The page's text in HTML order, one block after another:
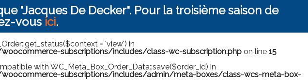
"Jacques De Decker". Pour la troisième saison de
vous ici.
= 'view') in
subscriptions/includes/class-wc-subscription.php on line 15
with WC_Meta_Box_Order_Data::save($order_id) in
subscriptions/includes/admin/meta-boxes/class-wcs-meta-box-